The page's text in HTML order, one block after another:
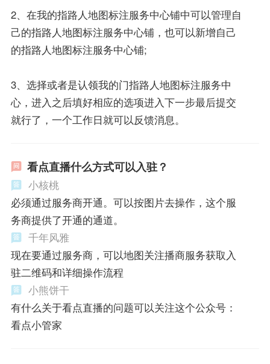
2、在我的指路人地图标注服务中心铺中可以管理自
己的指路人地图标注服务中心铺，也可以新增自己
的指路人地图标注服务中心铺;
3、选择或者是认领我的门指路人地图标注服务中
心，进入之后填好相应的选项进入下一步最后提交
就行了，一个工作日就可以反馈消息。
看点直播什么方式可以入驻？
小核桃
必须通过服务商开通。可以按图片去操作，这个服
务商提供了开通的通道。
千年风雅
现在要通过服务商，可以地图关注播商服务获取入
驻二维码和详细操作流程
小熊饼干
有什么关于看点直播的问题可以关注这个公众号：
看点小管家